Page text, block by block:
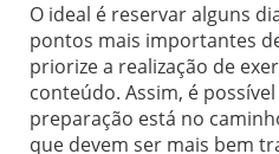
O ideal é reservar alguns
pontos mais importantes
priorize a realização de
conteúdo. Assim, é
preparação está no
que devem ser mais bem